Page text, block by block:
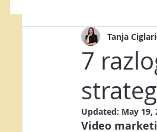
Algoritmi Facebook
Osebna blagovna znamka
7
Tanja
Updated: May 19,
Video